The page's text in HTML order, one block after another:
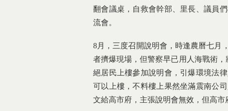
翻會議桌，自救會幹部、里長、議員
流會。
8月，三度召開說明會，時逢農曆七月
者擠爆現場，但警察早已用人海戰術
絕居民上樓參加說明會，引爆環境法
可以上樓，不料樓上果然坐滿震南公
文給高市府，主張說明會無效，但高市